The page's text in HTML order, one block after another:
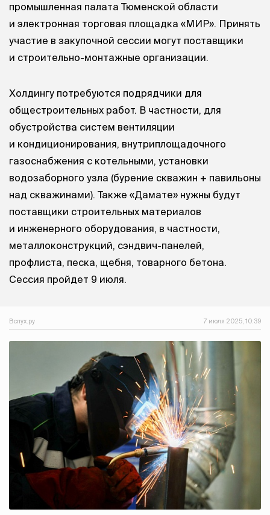
промышленная палата Тюменской области
и электронная торговая площадка «МИР». Принять
участие в закупочной сессии могут поставщики
и строительно-монтажные организации.
Холдингу потребуются подрядчики для
общестроительных работ. В частности, для
обустройства систем вентиляции
и кондиционирования, внутриплощадочного
газоснабжения с котельными, установки
водозаборного узла (бурение скважин + павильоны
над скважинами). Также «Дамате» нужны будут
поставщики строительных материалов
и инженерного оборудования, в частности,
металлоконструкций, сэндвич-панелей,
профлиста, песка, щебня, товарного бетона.
Сессия пройдет 9 июля.
Вслух.ру 7 июля 2025, 10:39